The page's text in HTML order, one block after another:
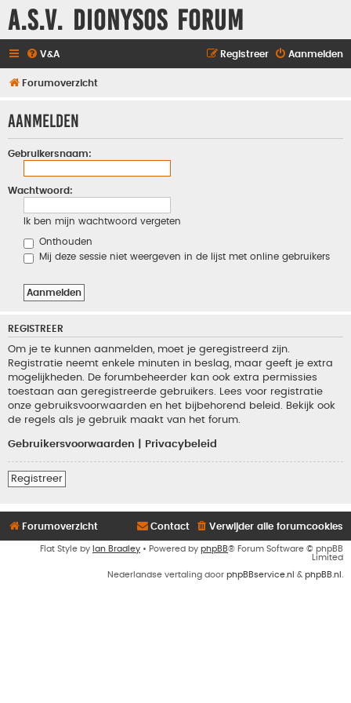
A.S.V. Dionysos Forum
V&A Aanmelden
Registreer
Forumoverzicht
Aanmelden
Gebruikersnaam:
Wachtwoord:
Ik ben mijn wachtwoord vergeten
Onthouden
Mij deze sessie niet weergeven in de lijst met online gebruikers
REGISTREER
Om je te kunnen aanmelden, moet je geregistreerd zijn.
Registratie neemt enkele minuten in beslag, maar geeft je extra
mogelijkheden. De forumbeheerder kan ook extra permissies
toestaan aan geregistreerde gebruikers. Lees voor registratie
onze gebruiksvoorwaarden en het bijbehorend beleid. Bekijk ook
de regels als je gebruik maakt van het forum.
Gebruikersvoorwaarden Privacybeleid
Registreer
Forumoverzicht Verwijder alle forumcookies
Contact
Flat Style by Ian Bradley • Powered by phpBB® Forum Software © phpBB
Limited
Nederlandse vertaling door phpBBservice.nl & phpBB.nl .